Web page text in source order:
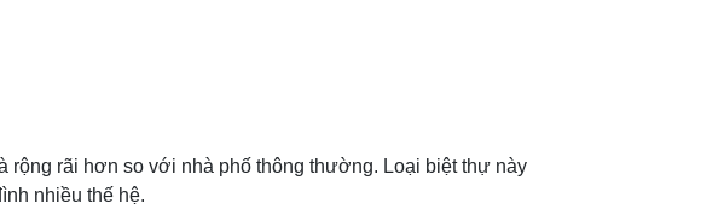
rộng rãi hơn so với nhà phố thông thường. Loại biệt thự này
nhiều thế hệ.